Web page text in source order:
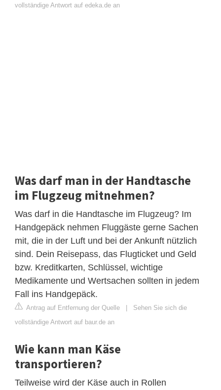
vollständige Antwort auf edeka.de an
Was darf man in der Handtasche
im Flugzeug mitnehmen?
Was darf in die Handtasche im Flugzeug? Im
Handgepäck nehmen Fluggäste gerne Sachen
mit, die in der Luft und bei der Ankunft nützlich
sind. Dein Reisepass, das Flugticket und Geld
bzw. Kreditkarten, Schlüssel, wichtige
Medikamente und Wertsachen sollten in jedem
Fall ins Handgepäck.
Antrag auf Entfernung der Quelle | Sehen Sie sich die
vollständige Antwort auf baur.de an
Wie kann man Käse
transportieren?
Teilweise wird der Käse auch in Rollen